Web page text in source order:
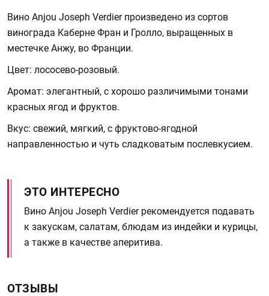
Вино Anjou Joseph Verdier произведено из сортов
винограда Каберне Фран и Гролло, выращенных в
местечке Анжу, во Франции.
Цвет: лососево-розовый.
Аромат: элегантный, с хорошо различимыми тонами
красных ягод и фруктов.
Вкус: свежий, мягкий, с фруктово-ягодной
направленностью и чуть сладковатым послевкусием.
ЭТО ИНТЕРЕСНО
Вино Anjou Joseph Verdier рекомендуется подавать
к закускам, салатам, блюдам из индейки и курицы,
а также в качестве аперитива.
ОТЗЫВЫ